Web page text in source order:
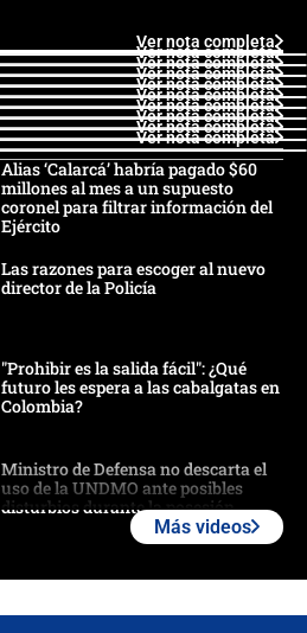
Ver nota completa
Ver nota completa
Ver nota completa
Ver nota completa
Ver nota completa
Ver nota completa
Ver nota completa
Ver nota completa
Ver nota completa
Ver nota completa
Alias ‘Calarcá’ habría pagado $60
millones al mes a un supuesto
coronel para filtrar información del
Ejército
Las razones para escoger al nuevo
director de la Policía
"Prohibir es la salida fácil": ¿Qué
futuro les espera a las cabalgatas en
Colombia?
Ministro de Defensa no descarta el
uso de la UNDMO ante posibles
disturbios durante la posesión
fraude": Auditoría respondió a
Más videos